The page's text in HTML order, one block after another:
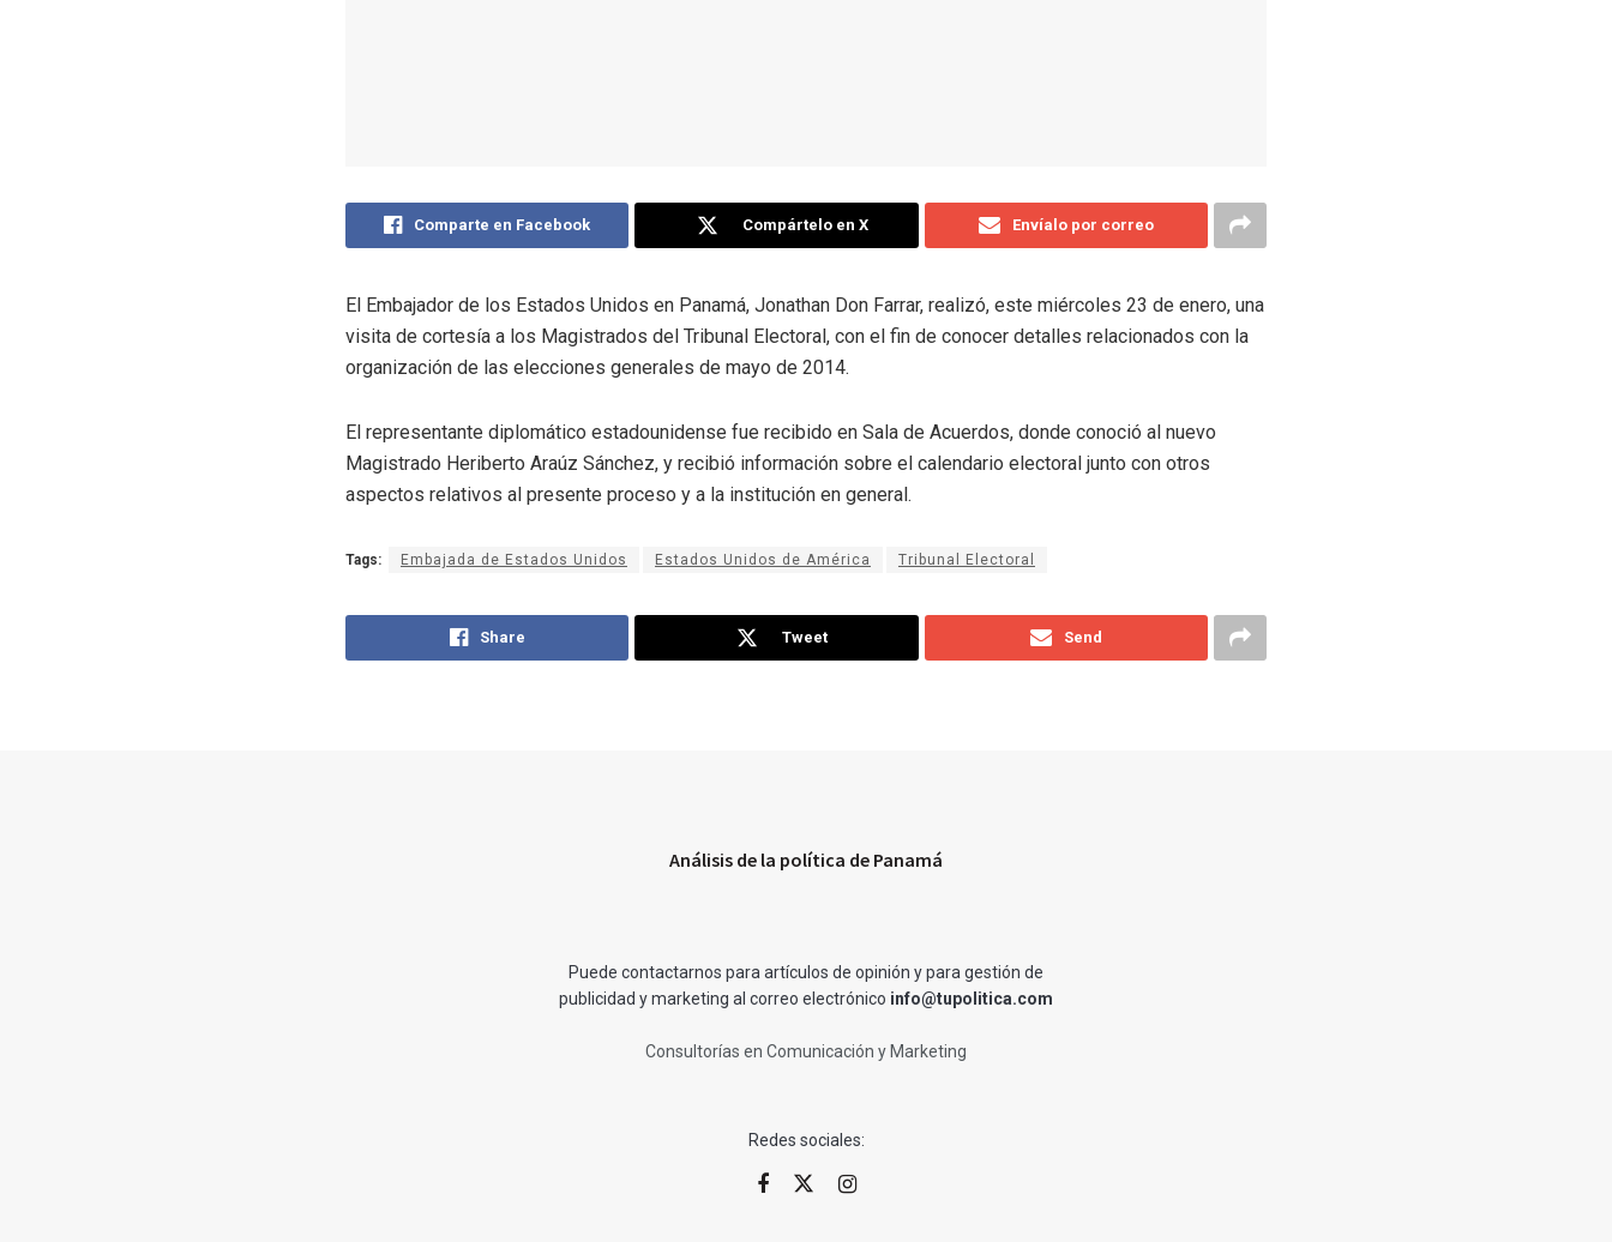
Comparte en Facebook Compártelo en X Envíalo por correo
El Embajador de los Estados Unidos en Panamá, Jonathan Don Farrar, realizó, este miércoles 23 de enero, una
visita de cortesía a los Magistrados del Tribunal Electoral, con el fin de conocer detalles relacionados con la
organización de las elecciones generales de mayo de 2014.
El representante diplomático estadounidense fue recibido en Sala de Acuerdos, donde conoció al nuevo
Magistrado Heriberto Araúz Sánchez, y recibió información sobre el calendario electoral junto con otros
aspectos relativos al presente proceso y a la institución en general.
Tags: Embajada de Estados Unidos Estados Unidos de América Tribunal Electoral
Share Tweet Send
Análisis de la política de Panamá
Puede contactarnos para artículos de opinión y para gestión de
publicidad y marketing al correo electrónico info@tupolitica.com
Consultorías en Comunicación y Marketing
Redes sociales: